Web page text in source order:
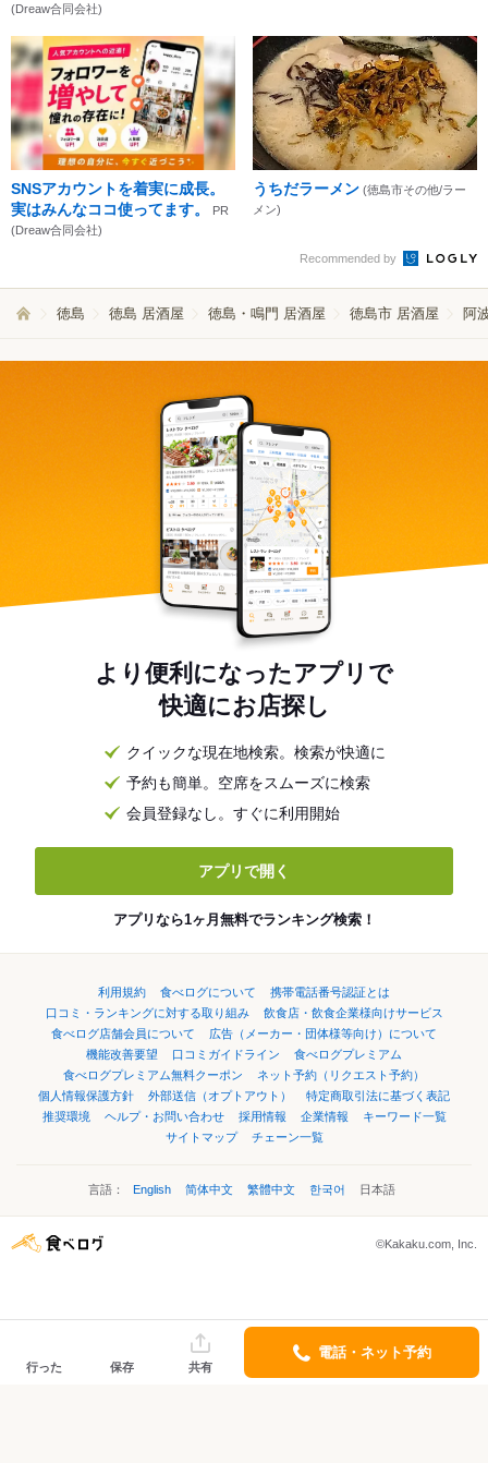
(Dreaw合同会社)
SNSアカウントを着実に成長。
実はみんなココ使ってます。
PR
(Dreaw合同会社)
うちだラーメン (徳島市その他/ラー
メン)
Recommended by
徳島 徳島 居酒屋 徳島・鳴門 居酒屋 徳島市 居酒屋 阿
より便利になったアプリで
快適にお店探し
クイックな現在地検索。検索が快適に
予約も簡単。空席をスムーズに検索
会員登録なし。すぐに利用開始
アプリで開く
アプリなら1ヶ月無料でランキング検索！
利用規約 食べログについて
携帯電話番号認証とは
口コミ・ランキングに対する取り組み
飲食店・飲食企業様向けサービス
食べログ店舗会員について
広告（メーカー・団体様等向け）について
機能改善要望
口コミガイドライン
食べログプレミアム
食べログプレミアム無料クーポン
ネット予約（リクエスト予約）
個人情報保護方針
外部送信（オプトアウト）
特定商取引法に基づく表記
推奨環境
ヘルプ・お問い合わせ 採用情報 企業情報
キーワード一覧
サイトマップ
チェーン一覧
言語： English 简体中文 繁體中文 한국어 日本語
©Kakaku.com, Inc.
行った 保存 共有
電話・ネット予約